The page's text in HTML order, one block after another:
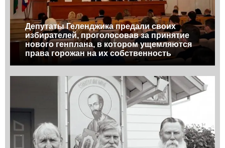
Депутаты Геленджика предали своих
избирателей, проголосовав за принятие
нового генплана, в котором ущемляются
права горожан на их собственность